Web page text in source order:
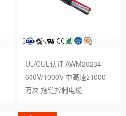
UL/CUL认证 AWM20234
600V/1000V 中高速≥1000
万次 拖链控制电缆